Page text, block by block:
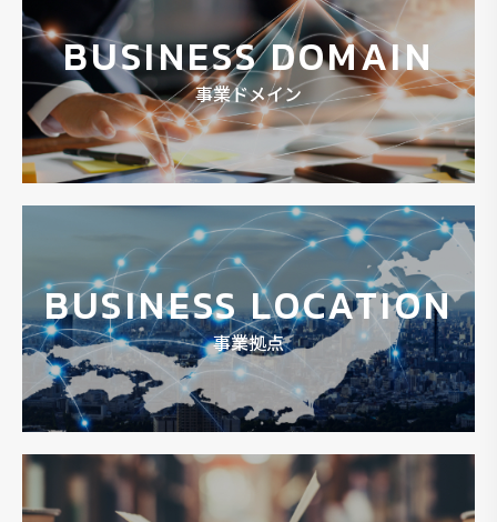
BUSINESS DOMAIN
事業ドメイン
BUSINESS LOCATION
事業拠点